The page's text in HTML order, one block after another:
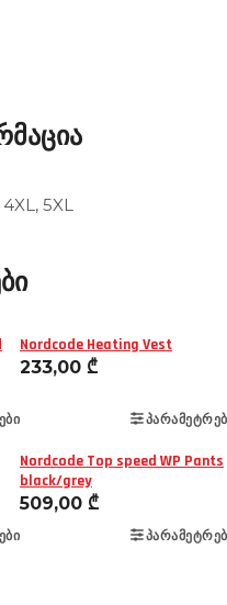
4XL, 5XL
Nordcode Heating Vest
233,00 ₾
Nordcode Top speed WP Pants
black/grey
509,00 ₾